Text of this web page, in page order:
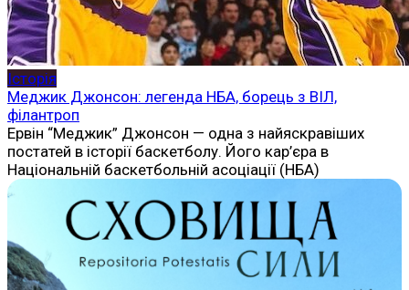
Історія
Меджик Джонсон: легенда НБА, борець з ВІЛ,
філантроп
Ервін “Меджик” Джонсон — одна з найяскравіших
постатей в історії баскетболу. Його кар’єра в
Національній баскетбольній асоціації (НБА)